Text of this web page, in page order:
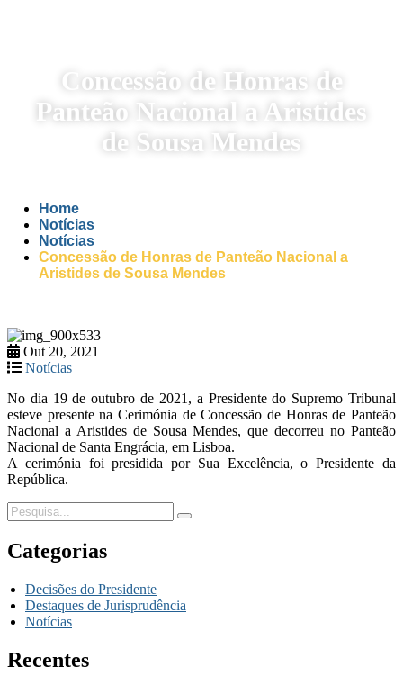
Concessão de Honras de
Panteão Nacional a Aristides
de Sousa Mendes
Home
Notícias
Notícias
Concessão de Honras de Panteão Nacional a
Aristides de Sousa Mendes
Out 20, 2021
Notícias
No dia 19 de outubro de 2021, a Presidente do Supremo Tribunal
esteve presente na Cerimónia de Concessão de Honras de Panteão
Nacional a Aristides de Sousa Mendes, que decorreu no Panteão
Nacional de Santa Engrácia, em Lisboa.
A cerimónia foi presidida por Sua Excelência, o Presidente da
República.
Categorias
Decisões do Presidente
Destaques de Jurisprudência
Notícias
Recentes